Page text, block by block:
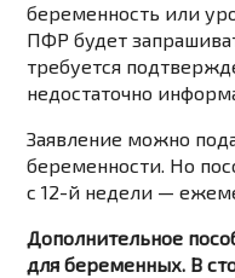
беременность или
ПФР будет
требуется
недостаточно
Заявление можно
беременности. Но
с 12-й недели —
Дополнительное
для беременных. В